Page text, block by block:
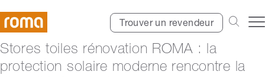
Trouver un revendeur
Stores toiles rénovation ROMA : la
protection solaire moderne rencontre la